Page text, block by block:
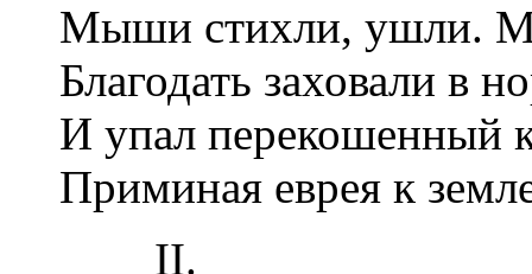
Мыши стихли, ушли.
Благодать заховали в
И упал перекошенный
Приминая еврея к
II.